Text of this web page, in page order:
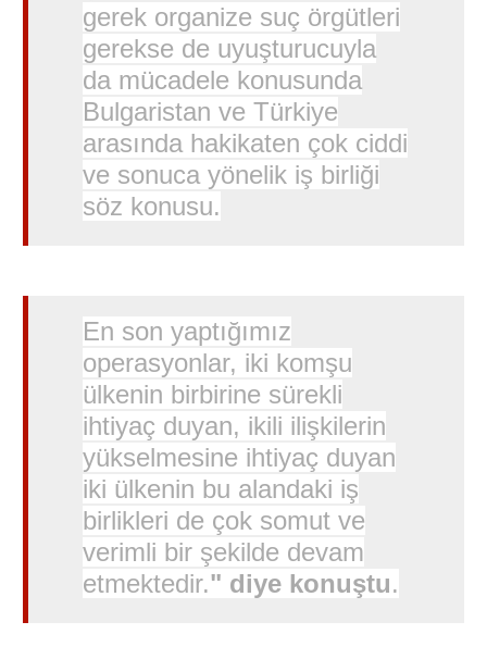
gerek organize suç örgütleri
gerekse de uyuşturucuyla
da mücadele konusunda
Bulgaristan ve Türkiye
arasında hakikaten çok ciddi
ve sonuca yönelik iş birliği
söz konusu.
En son yaptığımız
operasyonlar, iki komşu
ülkenin birbirine sürekli
ihtiyaç duyan, ikili ilişkilerin
yükselmesine ihtiyaç duyan
iki ülkenin bu alandaki iş
birlikleri de çok somut ve
verimli bir şekilde devam
etmektedir." diye konuştu.